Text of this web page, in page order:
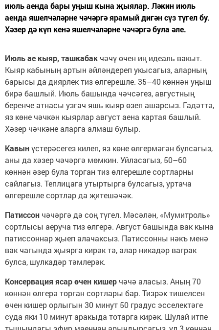
июль аенда бары уңыш кына җыялар. Ләкин июль
аенда яшелчәләрне чәчәргә ярамый дигән сүз түгел бу.
Хәзер дә күп кенә яшелчәләрне чәчәргә була әле.
Июль ае кыяр, ташкабак чәчү өчен иң идеаль вакыт.
Кыяр кабының артын әйләндереп укысагыз, аларның
барысы да диярлек тиз өлгерешле. 35–40 көннән уңыш
бирә башлый. Июль башында чәчсәгез, августның
беренче атнасы узгач яшь кыяр өзеп ашарсыз. Гадәттә,
яз көне чәчкән кыярлар август аена картая башлый.
Хәзер чәчкәне аларга алмаш булыр.
Кавынүстерәсегез килеп, яз көне өлгермәгән булсагыз,
аны да хәзер чәчәргә мөмкин. Уйласагыз, 50–60
көннән әзер була торган тиз өлгерешле сортларны
сайлагыз. Теплицага утыртырга булсагыз, уртача
өлгерешле сортлар да җитешәчәк.
Патиссон чәчәргә дә соң түгел. Мәсәлән, «Мумитроль»
сортлысы аеруча тиз өлгерә. Август башында вак кына
патиссоннар җыеп алачаксыз. Патиссонны нәкъ менә
вак чагында җыярга кирәк тә, алар никадәр ваграк
булса, шулкадәр тәмлерәк.
Консервация ясар өчен кишер чәчә аласыз. Аның 70
көннән өлгерә торган сортлары бар. Тизрәк тишелсен
өчен кишер орлыгын 30 минут 50 градус эсселектәге
суда яки 10 минут аракыда тотарга кирәк. Шулай итпе